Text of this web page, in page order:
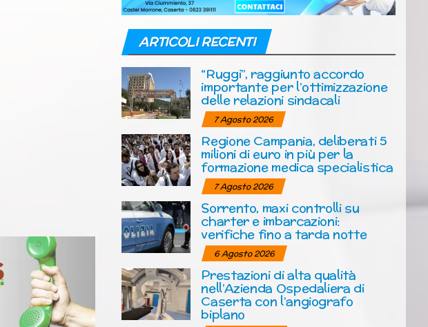
ARTICOLI RECENTI
“Ruggi”, raggiunto accordo
importante per l’ottimizzazione
delle relazioni sindacali
7 Agosto 2026
Regione Campania, deliberati 5
milioni di euro in più per la
formazione medica specialistica
7 Agosto 2026
Sorrento, maxi controlli su
charter e imbarcazioni:
verifiche fino a tarda notte
6 Agosto 2026
Prestazioni di alta qualità
nell’Azienda Ospedaliera di
Caserta con l’angiografo
biplano